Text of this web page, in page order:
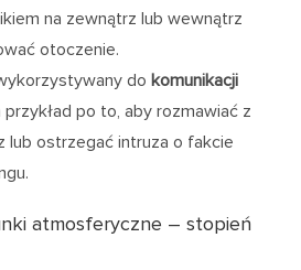
na zewnątrz lub wewnątrz
otoczenie.
dokomunikacji
przykład po to, aby rozmawiać z
lub ostrzegać intruza o fakcie
atmosferyczne – stopień